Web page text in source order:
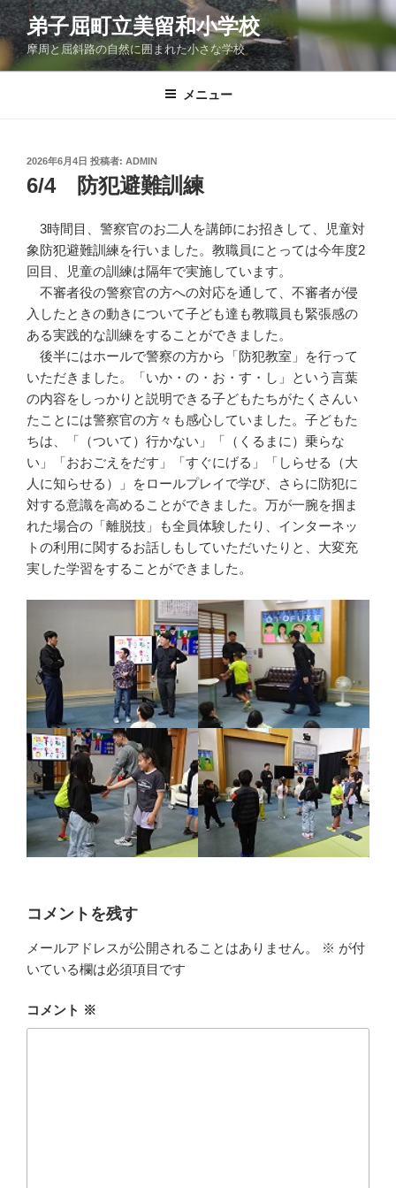
コ
ン
ン
弟子屈町立美留和小学校
摩周と屈斜路の自然に囲まれた小さな学校
メニュー
投
稿
日:
2026年6月4日 投稿者: ADMIN
6/4 防犯避難訓練
3時間目、警察官のお二人を講師にお招きして、児童対
象防犯避難訓練を行いました。教職員にとっては今年度2
回目、児童の訓練は隔年で実施しています。
不審者役の警察官の方への対応を通して、不審者が侵
入したときの動きについて子ども達も教職員も緊張感の
ある実践的な訓練をすることができました。
後半にはホールで警察の方から「防犯教室」を行って
いただきました。「いか・の・お・す・し」という言葉
の内容をしっかりと説明できる子どもたちがたくさんい
たことには警察官の方々も感心していました。子どもた
ちは、「（ついて）行かない」「（くるまに）乗らな
い」「おおごえをだす」「すぐにげる」「しらせる（大
人に知らせる）」をロールプレイで学び、さらに防犯に
対する意識を高めることができました。万が一腕を掴ま
れた場合の「離脱技」も全員体験したり、インターネッ
トの利用に関するお話しもしていただいたりと、大変充
実した学習をすることができました。
コメントを残す
メールアドレスが公開されることはありません。 ※ が付
いている欄は必須項目です
コメント ※